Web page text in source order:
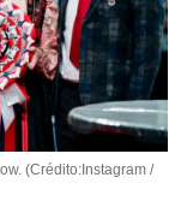
(Crédito:Instagram /